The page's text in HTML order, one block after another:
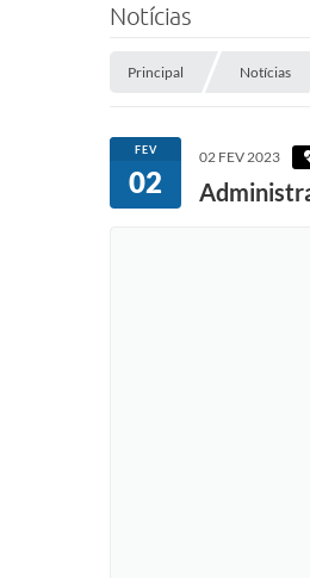
Notícias
Principal Notícias
FEV
02
02 FEV 2023